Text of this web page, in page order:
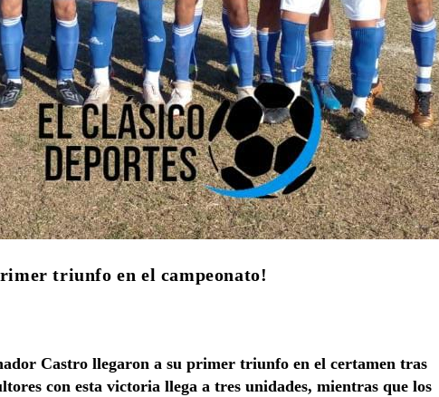
triunfo en el campeonato!
Castro llegaron a su primer triunfo en el certamen tras
con esta victoria llega a tres unidades, mientras que los